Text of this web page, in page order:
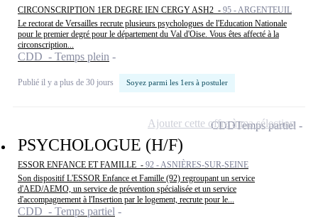
CIRCONSCRIPTION 1ER DEGRE IEN CERGY ASH2 - 95 - ARGENTEUIL
Le rectorat de Versailles recrute plusieurs psychologues de l'Education Nationale
pour le premier degré pour le département du Val d'Oise. Vous êtes affecté à la
circonscription...
CDD - Temps plein
Publié il y a plus de 30 jours Soyez parmi les 1ers à postuler
PSYCHOLOGUE (H/F)
ESSOR ENFANCE ET FAMILLE - 92 - ASNIÈRES-SUR-SEINE
Son dispositif L'ESSOR Enfance et Famille (92) regroupant un service
d'AED/AEMO, un service de prévention spécialisée et un service
d'accompagnement à l'Insertion par le logement, recrute pour le...
CDD - Temps partiel
CDDTemps partiel
Ajouter cette offre à ma sélection